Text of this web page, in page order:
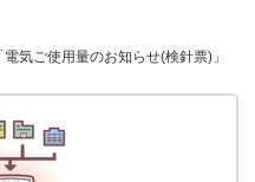
気ご使用量のお知らせ(検針票)」